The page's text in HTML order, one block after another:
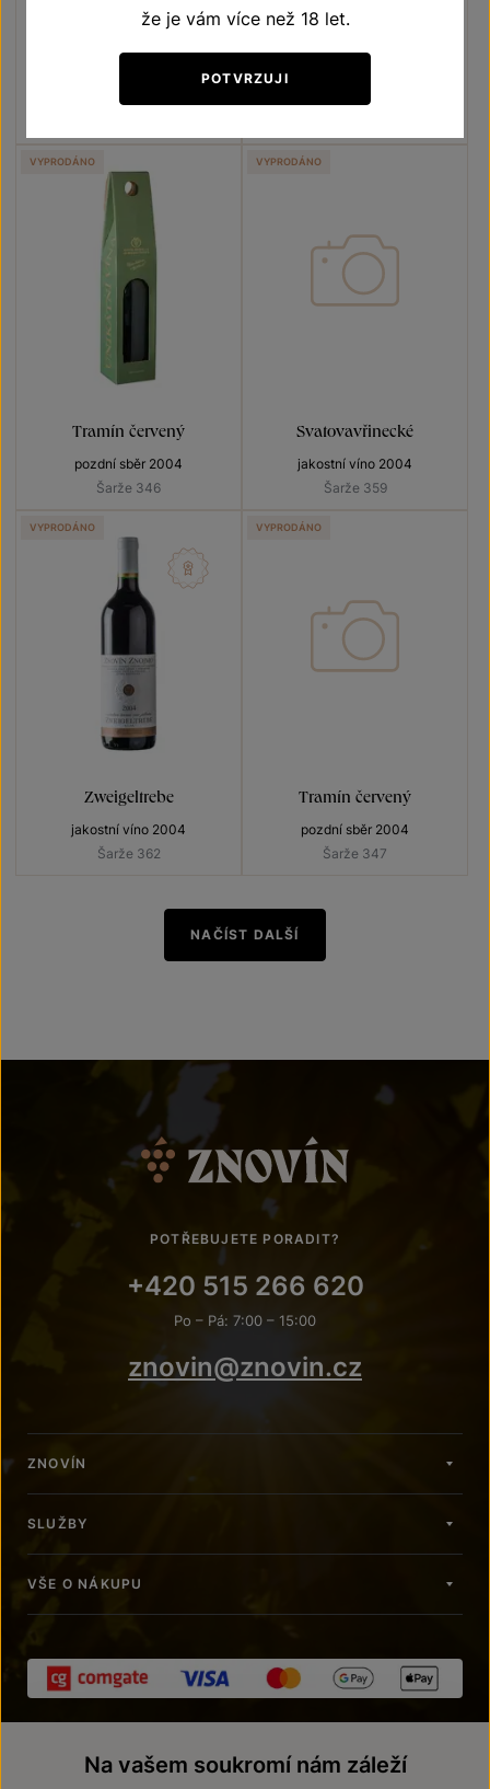
jakostní víno 2004
jakostní víno 2004
Tramín červený
pozdní sběr 2004
Šarže 346
VYPRODÁNO
Svatovavřinecké
jakostní víno 2004
Šarže 359
VYPRODÁNO
Zweigeltrebe
jakostní víno 2004
Šarže 362
VYPRODÁNO
Tramín červený
pozdní sběr 2004
Šarže 347
VYPRODÁNO
NAČÍST DALŠÍ
POTŘEBUJETE PORADIT?
+420 515 266 620
Po – Pá: 7:00 – 15:00
znovin@znovin.cz
ZNOVÍN
SLUŽBY
VŠE O NÁKUPU
že je vám více než 18 let.
POTVRZUJI
Na vašem soukromí nám záleží